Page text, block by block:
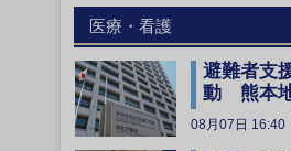
医療・看護
避難者支
動 熊本
08月07日 16:40